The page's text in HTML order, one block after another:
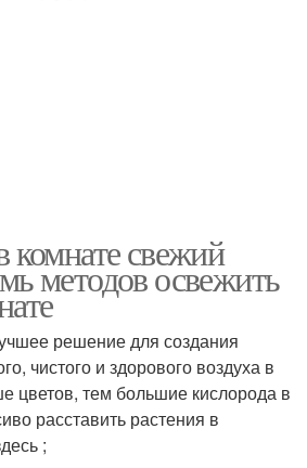
комнате свежий
методов освежить
решение для создания
чистого и здорового воздуха в
цветов, тем большие кислорода в
расставить растения в
;